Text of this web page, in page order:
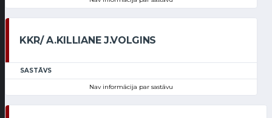
KKR/ A.KILLIANE J.VOLGINS
SASTĀVS
Nav informācija par sastāvu